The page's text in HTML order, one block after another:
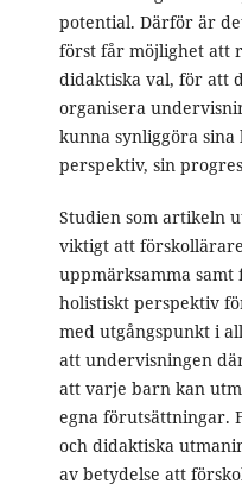
potential. Därför är
först får möjlighet att
didaktiska val, för att
organisera
kunna synliggöra
perspektiv, sin
Studien som artikeln
viktigt att
uppmärksamma
holistiskt perspektiv
med utgångspunkt i
att undervisningen
att varje barn kan
egna förutsättningar.
och didaktiska
av betydelse att